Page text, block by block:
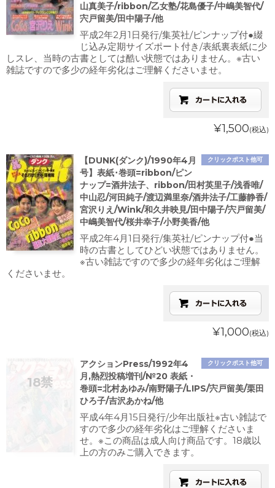
山真美子/ribbon/乙女塾/花島優子/中嶋美智代/
宍戸留美/田中陽子/他
平成2年2月1日発行/集英社/ピンナップ付●綴
じ込み定期サイズポート付き/表紙裏表紙に少
しスレ、当時の古書としては酷い状態ではありません。※古い
雑誌ですので多少の経年劣化はご理解くださいませ。
¥1,500(税込)
クリックポスト他可
【DUNK(ダンク)/1990年4月
号】表紙･巻頭=ribbon/ピン
ナップ=酒井法子、ribbon/田村英里子/浅香唯/
中山忍/河田純子/渡辺満里奈/酒井法子/工藤静香/
宮沢りえ/Wink/和久井映見/田中陽子/宍戸留美/
中嶋美智代/桜井幸子/小野美香/他
平成2年4月1日発行/集英社/ピンナップ付●当
時の古書としてひどい状態ではありません。
※古い雑誌ですので多少の経年劣化はご理解
くださいませ。
¥1,000(税込)
クリックポスト他可
アクションPress/1992年4
月,熱烈投稿増刊/№20 表紙・
巻頭=北村あゆみ/南野陽子/LIPS/宍戸留美/栗田
ひろ子/吉沢あかね/他
平成4年4月15日発行/少年出版社※古い雑誌で
すので多少の経年劣化はご理解くださいま
せ。※この商品は成人向け商品です。18歳以
上の方のみご購入できます。